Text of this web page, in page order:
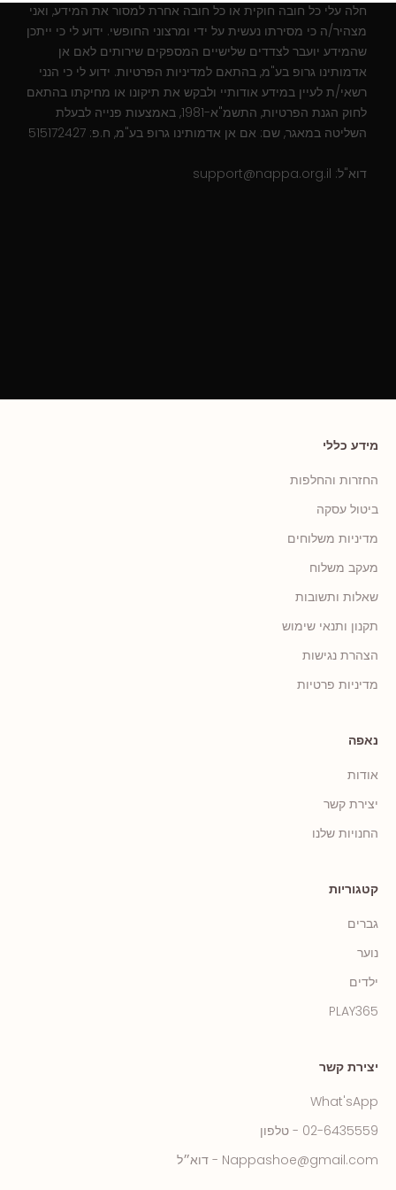
חלה עלי כל חובה חוקית או כל חובה אחרת למסור את המידע, ואני
מצהיר/ה כי מסירתו נעשית על ידי ומרצוני החופשי. ידוע לי כי ייתכן
שהמידע יועבר לצדדים שלישיים המספקים שירותים לאם אן
אדמותינו גרופ בע"מ, בהתאם למדיניות הפרטיות. ידוע לי כי הנני
רשאי/ת לעיין במידע אודותיי ולבקש את תיקונו או מחיקתו בהתאם
לחוק הגנת הפרטיות, התשמ"א-1981, באמצעות פנייה לבעלת
השליטה במאגר, שם: אם אן אדמותינו גרופ בע"מ, ח.פ: 515172427
דוא"ל: support@nappa.org.il
מידע כללי
החזרות והחלפות
ביטול עסקה
מדיניות משלוחים
מעקב משלוח
שאלות ותשובות
תקנון ותנאי שימוש
הצהרת נגישות
מדיניות פרטיות
נאפה
אודות
יצירת קשר
החנויות שלנו
קטגוריות
גברים
נוער
ילדים
PLAY365
יצירת קשר
What'sApp
02-6435559 - טלפון
Nappashoe@gmail.com - דוא״ל